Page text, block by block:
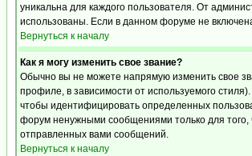
уникальна для каждого пользователя. От
использованы. Если в данном форуме не
Вернуться к началу
Как я могу изменить свое звание?
Обычно вы не можете напрямую изменить свое
профиле, в зависимости от используемого
чтобы идентифицировать определенных
форум ненужными сообщениями только для того,
отправленных вами сообщений.
Вернуться к началу